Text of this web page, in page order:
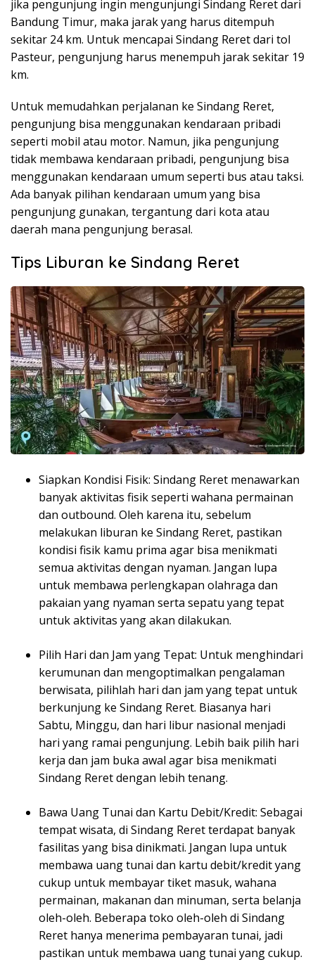
jika pengunjung ingin mengunjungi Sindang Reret dari
Bandung Timur, maka jarak yang harus ditempuh
sekitar 24 km. Untuk mencapai Sindang Reret dari tol
Pasteur, pengunjung harus menempuh jarak sekitar 19
km.
Untuk memudahkan perjalanan ke Sindang Reret,
pengunjung bisa menggunakan kendaraan pribadi
seperti mobil atau motor. Namun, jika pengunjung
tidak membawa kendaraan pribadi, pengunjung bisa
menggunakan kendaraan umum seperti bus atau taksi.
Ada banyak pilihan kendaraan umum yang bisa
pengunjung gunakan, tergantung dari kota atau
daerah mana pengunjung berasal.
Tips Liburan ke Sindang Reret
Siapkan Kondisi Fisik: Sindang Reret menawarkan
banyak aktivitas fisik seperti wahana permainan
dan outbound. Oleh karena itu, sebelum
melakukan liburan ke Sindang Reret, pastikan
kondisi fisik kamu prima agar bisa menikmati
semua aktivitas dengan nyaman. Jangan lupa
untuk membawa perlengkapan olahraga dan
pakaian yang nyaman serta sepatu yang tepat
untuk aktivitas yang akan dilakukan.
Pilih Hari dan Jam yang Tepat: Untuk menghindari
kerumunan dan mengoptimalkan pengalaman
berwisata, pilihlah hari dan jam yang tepat untuk
berkunjung ke Sindang Reret. Biasanya hari
Sabtu, Minggu, dan hari libur nasional menjadi
hari yang ramai pengunjung. Lebih baik pilih hari
kerja dan jam buka awal agar bisa menikmati
Sindang Reret dengan lebih tenang.
Bawa Uang Tunai dan Kartu Debit/Kredit: Sebagai
tempat wisata, di Sindang Reret terdapat banyak
fasilitas yang bisa dinikmati. Jangan lupa untuk
membawa uang tunai dan kartu debit/kredit yang
cukup untuk membayar tiket masuk, wahana
permainan, makanan dan minuman, serta belanja
oleh-oleh. Beberapa toko oleh-oleh di Sindang
Reret hanya menerima pembayaran tunai, jadi
pastikan untuk membawa uang tunai yang cukup.